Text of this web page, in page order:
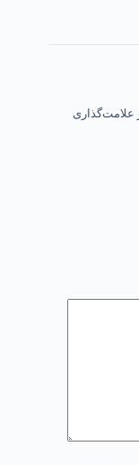
علامت‌گذاری